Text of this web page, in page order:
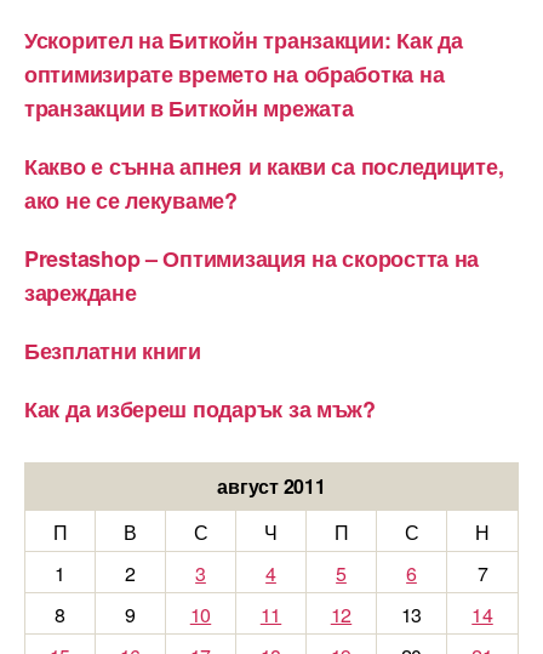
Ускорител на Биткойн транзакции: Как да
оптимизирате времето на обработка на
транзакции в Биткойн мрежата
Какво е сънна апнея и какви са последиците,
ако не се лекуваме?
Prestashop – Оптимизация на скоростта на
зареждане
Безплатни книги
Как да избереш подарък за мъж?
август 2011
П
В С Ч П С
Н
1
2 3 4 5 6
7
8
9 10 11 12 13
14